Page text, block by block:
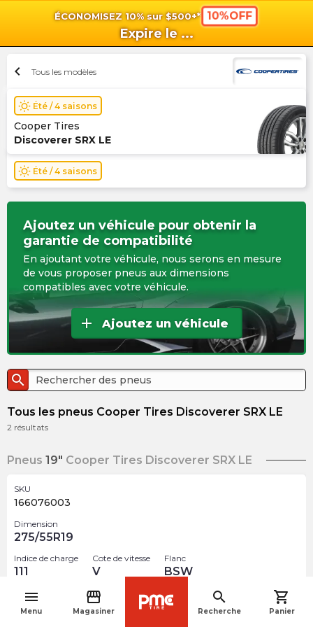
ÉCONOMISEZ 10% sur $500+* 10%OFF
Expire le ...
menu
Menu
storefront
Magasiner
search
Recherche
shopping_cart
Panier
chevron_left Tous les modèles
wb_sunny Été / 4 saisons
Cooper Tires
Discoverer SRX LE
wb_sunny Été / 4 saisons
Ajoutez un véhicule pour obtenir la
garantie de compatibilité
En ajoutant votre véhicule, nous serons en mesure
de vous proposer pneus aux dimensions
compatibles avec votre véhicule.
add Ajoutez un véhicule
search
Tous les pneus Cooper Tires Discoverer SRX LE
2 résultats
Pneus 19" Cooper Tires Discoverer SRX LE
SKU
166076003
Dimension
275/55R19
Indice de charge
111
Cote de vitesse
V
Flanc
BSW
298.65
2 En inventaire
arrow_forward
navigate_before